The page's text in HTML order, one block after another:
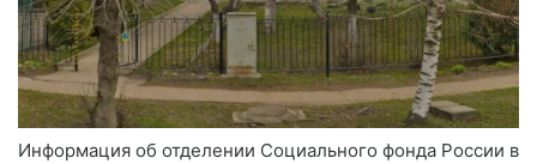
Информация об отделении Социального фонда России в